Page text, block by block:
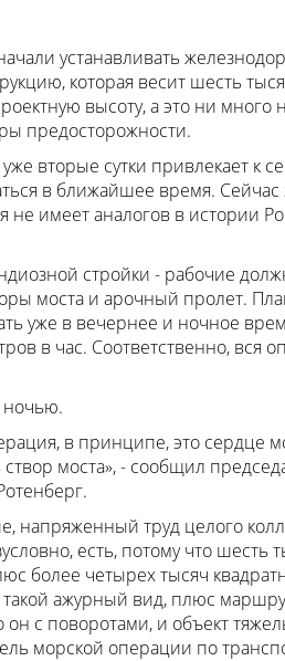
устанавливать
которая весит шесть
высоту, а это ни много
предосторожности.
вторые сутки привлекает к
в ближайшее время. Сейчас
имеет аналогов в истории
стройки - рабочие
моста и арочный пролет.
уже в вечернее и ночное
в час. Соответственно, вся
ночью.
в принципе, это сердце
моста», - сообщил
напряженный труд целого
есть, потому что шесть
более четырех тысяч
такой ажурный вид, плюс
с поворотами, и объект
морской операции по